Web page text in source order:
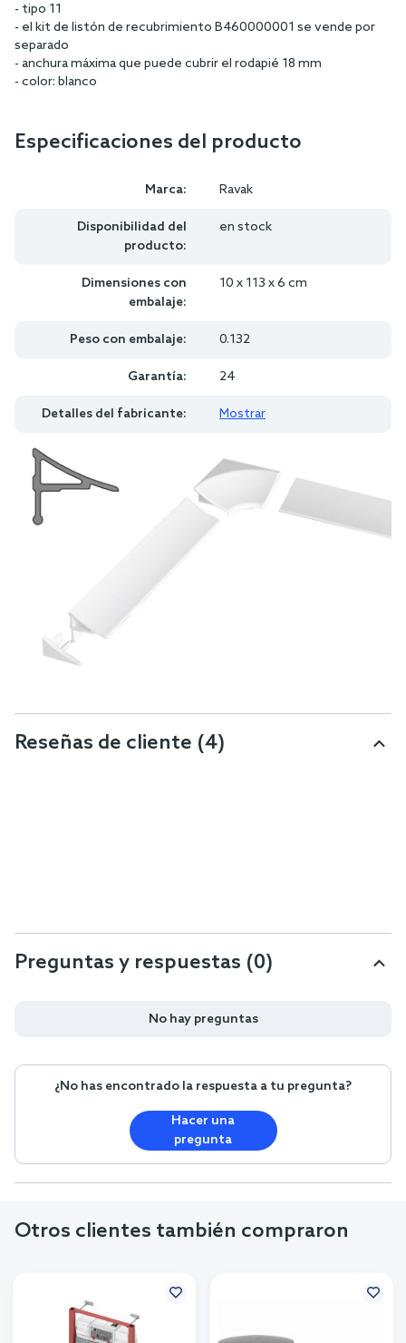
- tipo 11
- el kit de listón de recubrimiento B460000001 se vende por
separado
- anchura máxima que puede cubrir el rodapié 18 mm
- color: blanco
Especificaciones del producto
Marca: Ravak
Disponibilidad del
producto:
en stock
Dimensiones con
embalaje:
10 x 113 x 6 cm
Peso con embalaje: 0.132
Garantía: 24
Detalles del fabricante: Mostrar
Reseñas de cliente (4)
Preguntas y respuestas (0)
No hay preguntas
¿No has encontrado la respuesta a tu pregunta?
Hacer una
pregunta
Otros clientes también compraron